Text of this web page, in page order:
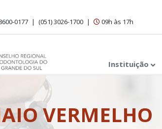
0177 | (051) 3026-1700 | 09h às 17h
Instituição
VERMELHO